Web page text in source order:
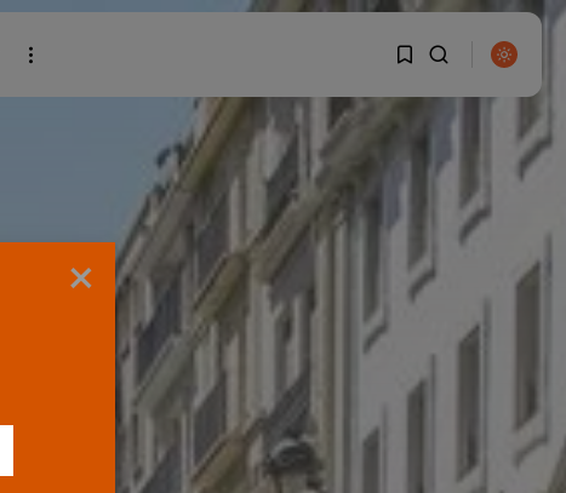
Sorry, you have no
bookmarks yet.
ENTRADAS RECIENTES
El Ministerio de Justicia
vende ‘propaganda...
POR
×